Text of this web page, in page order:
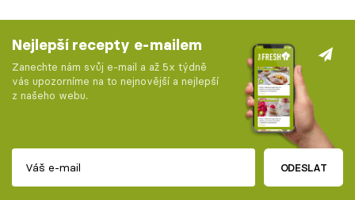
Nejlepší recepty e-mailem
Zanechte nám svůj e-mail a až 5x týdně
vás upozorníme na to nejnovější a nejlepší
z našeho webu.
ODESLAT